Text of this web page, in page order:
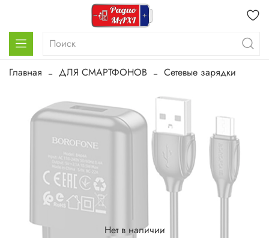
Главная ДЛЯ СМАРТФОНОВ Сетевые зарядки
Нет в наличии